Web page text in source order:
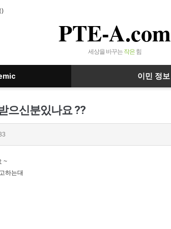
)
PTE-A.com
세상을 바꾸는 작은 힘
이민 정보
으신분있나요 ??
~
하는대